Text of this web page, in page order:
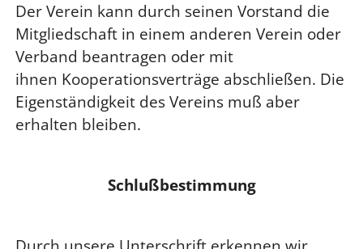
Der Verein kann durch seinen Vorstand die
Mitgliedschaft in einem anderen Verein oder
Verband beantragen oder mit
ihnen Kooperationsverträge abschließen. Die
Eigenständigkeit des Vereins muß aber
erhalten bleiben.
Schlußbestimmung